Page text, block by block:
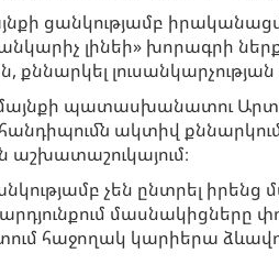
ցանկությամբ
լինեի» խորագրի
պատասխանատու
ակտիվ
աշխատաշուկայում։
չեն ընտրել իրենց
մասնակիցները
հաջողակ կարիերա